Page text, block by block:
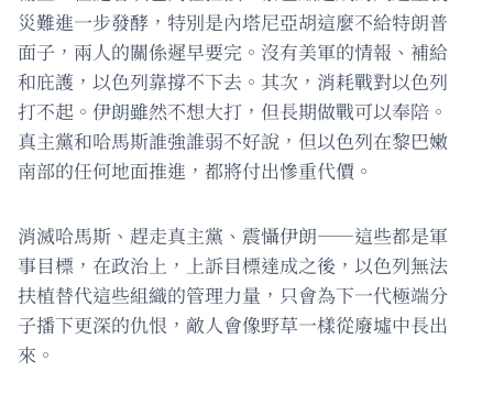
災難進一步發酵，特別是內塔尼亞胡這麼不給特朗普
面子，兩人的關係遲早要完。沒有美軍的情報、補給
和庇護，以色列靠撐不下去。其次，消耗戰對以色列
打不起。伊朗雖然不想大打，但長期做戰可以奉陪。
真主黨和哈馬斯誰強誰弱不好說，但以色列在黎巴嫩
南部的任何地面推進，都將付出慘重代價。
消滅哈馬斯、趕走真主黨、震懾伊朗——這些都是軍
事目標，在政治上，上訴目標達成之後，以色列無法
扶植替代這些組織的管理力量，只會為下一代極端分
子播下更深的仇恨，敵人會像野草一樣從廢墟中長出
來。